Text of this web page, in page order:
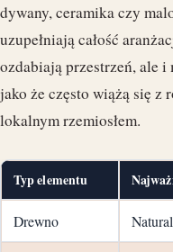
dywany, ceramika czy
uzupełniają całość
ozdabiają przestrzeń, ale
jako że często wiążą się
lokalnym rzemiosłem.
Typ elementu
Drewno